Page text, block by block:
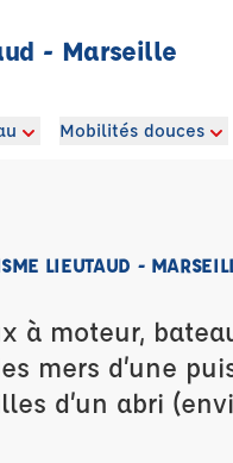
- Marseille
Mobilités douces
LIEUTAUD -
à moteur,
mers d’une
d’un abri